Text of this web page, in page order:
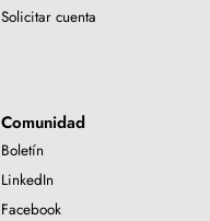
Solicitar cuenta
Comunidad
Boletín
LinkedIn
Facebook